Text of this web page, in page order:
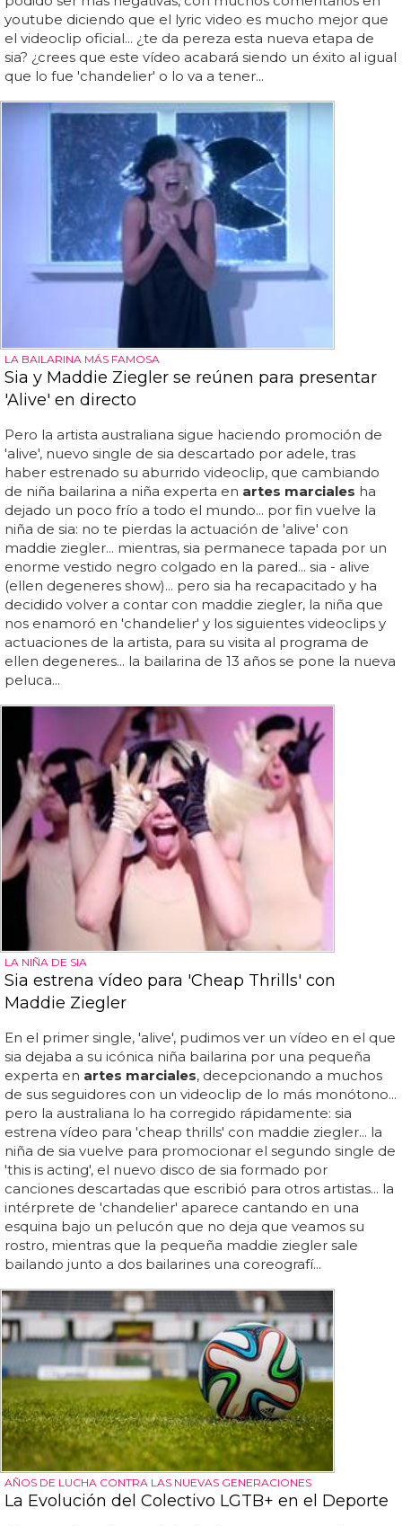
youtube diciendo que el lyric video es mucho mejor que
el videoclip oficial... ¿te da pereza esta nueva etapa de
sia? ¿crees que este vídeo acabará siendo un éxito al igual
que lo fue 'chandelier' o lo va a tener...
LA BAILARINA MÁS FAMOSA
Sia y Maddie Ziegler se reúnen para presentar
'Alive' en directo
Pero la artista australiana sigue haciendo promoción de
'alive', nuevo single de sia descartado por adele, tras
haber estrenado su aburrido videoclip, que cambiando
de niña bailarina a niña experta en artes marciales ha
dejado un poco frío a todo el mundo... por fin vuelve la
niña de sia: no te pierdas la actuación de 'alive' con
maddie ziegler... mientras, sia permanece tapada por un
enorme vestido negro colgado en la pared... sia - alive
(ellen degeneres show)... pero sia ha recapacitado y ha
decidido volver a contar con maddie ziegler, la niña que
nos enamoró en 'chandelier' y los siguientes videoclips y
actuaciones de la artista, para su visita al programa de
ellen degeneres... la bailarina de 13 años se pone la nueva
peluca...
LA NIÑA DE SIA
Sia estrena vídeo para 'Cheap Thrills' con
Maddie Ziegler
En el primer single, 'alive', pudimos ver un vídeo en el que
sia dejaba a su icónica niña bailarina por una pequeña
experta en artes marciales, decepcionando a muchos
de sus seguidores con un videoclip de lo más monótono...
pero la australiana lo ha corregido rápidamente: sia
estrena vídeo para 'cheap thrills' con maddie ziegler... la
niña de sia vuelve para promocionar el segundo single de
'this is acting', el nuevo disco de sia formado por
canciones descartadas que escribió para otros artistas... la
intérprete de 'chandelier' aparece cantando en una
esquina bajo un pelucón que no deja que veamos su
rostro, mientras que la pequeña maddie ziegler sale
bailando junto a dos bailarines una coreografí...
AÑOS DE LUCHA CONTRA LAS NUEVAS GENERACIONES
La Evolución del Colectivo LGTB+ en el Deporte